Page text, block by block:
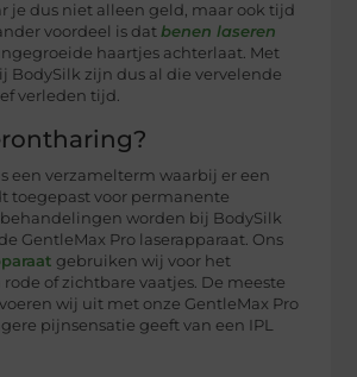
je dus niet alleen geld, maar ook tijd
voordeel is datbenen laseren
haartjes achterlaat. Met
BodySilk zijn dus al die vervelende
verleden tijd.
een verzamelterm waarbij er een
toegepast voor permanente
worden bij BodySilk
GentleMax Pro laserapparaat. Ons
gebruiken wij voor het
of zichtbare vaatjes. De meeste
wij uit met onze GentleMax Pro
pijnsensatie geeft van een IPL